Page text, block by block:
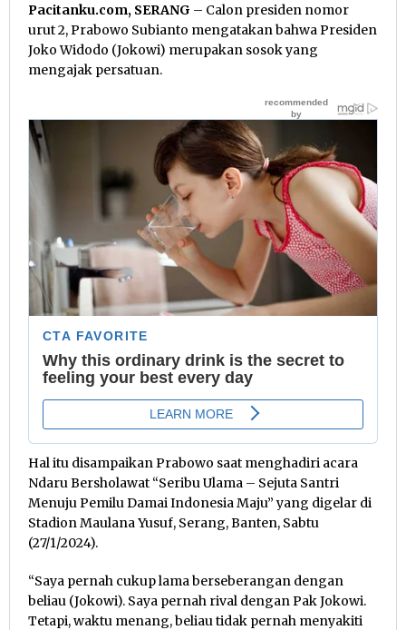
Pacitanku.com, SERANG – Calon presiden nomor
urut 2, Prabowo Subianto mengatakan bahwa Presiden
Joko Widodo (Jokowi) merupakan sosok yang
mengajak persatuan.
Hal itu disampaikan Prabowo saat menghadiri acara
Ndaru Bersholawat “Seribu Ulama – Sejuta Santri
Menuju Pemilu Damai Indonesia Maju” yang digelar di
Stadion Maulana Yusuf, Serang, Banten, Sabtu
(27/1/2024).
“Saya pernah cukup lama berseberangan dengan
beliau (Jokowi). Saya pernah rival dengan Pak Jokowi.
Tetapi, waktu menang, beliau tidak pernah menyakiti